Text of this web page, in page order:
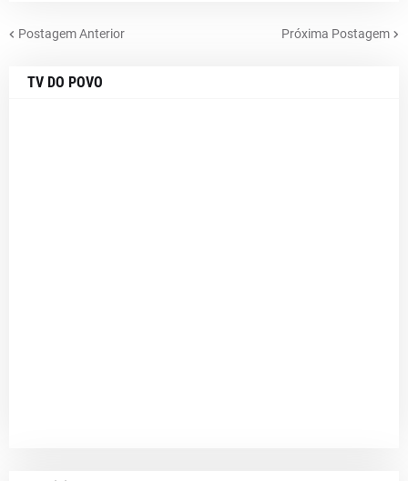
Postagem Anterior Próxima Postagem
TV DO POVO